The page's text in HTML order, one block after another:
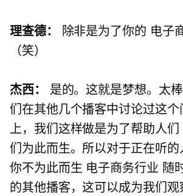
理查德： 除非是为了你的 电子
（笑）
杰西：
是的。这就是梦想。太
们在其他几个播客中讨论过这个
上，我们这样做是为了帮助人们
们为此而生。所以对于正在听的
你不为此而生 电子商务行业 随
的其他播客，这可以成为我们观